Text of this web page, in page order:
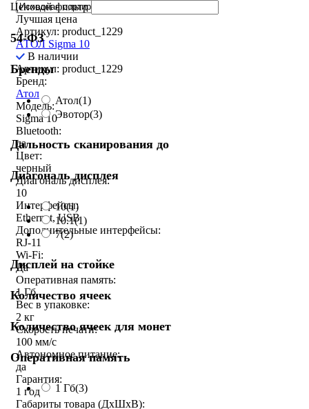
Ценовой фильтр
54-ФЗ
Бренды
Атол(1)
Эвотор(3)
Дальность сканирования до
Диагональ дисплея
10(1)
10.1(1)
7(2)
Дисплей на стойке
Количество ячеек
Количество ячеек для монет
Оперативная память
1 Гб(3)
Лучшая цена
Артикул: product_1229
АТОЛ Sigma 10
В наличии
Артикул: product_1229
Бренд:
Атол
Модель:
Sigma 10
Bluetooth:
да
Цвет:
черный
Диагональ дисплея:
10
Интерфейсы:
Ethernet, USB
Дополнительные интерфейсы:
RJ-11
Wi-Fi:
Да
Оперативная память:
1 Гб
Вес в упаковке:
2 кг
Скорость печати:
100 мм/с
Автономное питание:
да
Гарантия:
1 год
Габариты товара (ДxШxВ):